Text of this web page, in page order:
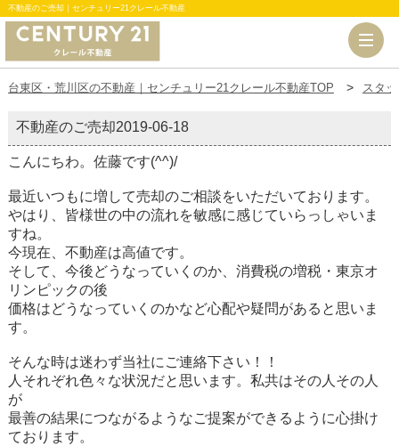
不動産のご売却｜センチュリー21クレール不動産
台東区・荒川区の不動産｜センチュリー21クレール不動産TOP スタ
不動産のご売却2019-06-18
こんにちわ。佐藤です(^^)/
最近いつもに増して売却のご相談をいただいております。
やはり、皆様世の中の流れを敏感に感じていらっしゃいま
すね。
今現在、不動産は高値です。
そして、今後どうなっていくのか、消費税の増税・東京オ
リンピックの後
価格はどうなっていくのかなど心配や疑問があると思いま
す。
そんな時は迷わず当社にご連絡下さい！！
人それぞれ色々な状況だと思います。私共はその人その人
が
最善の結果につながるようなご提案ができるように心掛け
ております。